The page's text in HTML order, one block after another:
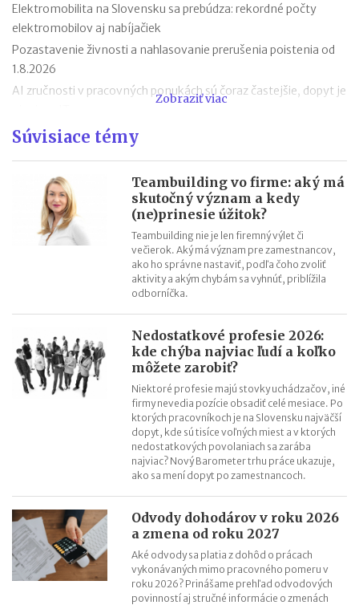
Elektromobilita na Slovensku sa prebúdza: rekordné počty
elektromobilov aj nabíjačiek
Pozastavenie živnosti a nahlasovanie prerušenia poistenia od
1.8.2026
AI zručnosti v pracovných ponukách sú čoraz častejšie, dopyt je
Návrat z dovolenky mimo EÚ: čo si možno priniesť bez platenia
Nové pravidlá EÚ v leteckej doprave: zlepšenie práv pre
cestujúcich
Riziká lacného „značkového“ tovaru: strata peňazí aj ohrozenie
zdravia
Nové pravidlá kontroly PZP od 1.8.2026
Nárok na daňový bonus či platenie poistného: pravidlá a
termíny po skončení školského roka
OČR cez letné prázdniny a zmena tlačiva v roku 2026
Zobraziť viac
Súvisiace témy
Teambuilding vo firme: aký má
skutočný význam a kedy
(ne)prinesie úžitok?
Teambuilding nie je len firemný výlet či
večierok. Aký má význam pre zamestnancov,
ako ho správne nastaviť, podľa čoho zvoliť
aktivity a akým chybám sa vyhnúť, priblížila
odborníčka.
Nedostatkové profesie 2026:
kde chýba najviac ľudí a koľko
môžete zarobiť?
Niektoré profesie majú stovky uchádzačov, iné
firmy nevedia pozície obsadiť celé mesiace. Po
ktorých pracovníkoch je na Slovensku najväčší
dopyt, kde sú tisíce voľných miest a v ktorých
nedostatkových povolaniach sa zarába
najviac? Nový Barometer trhu práce ukazuje,
ako sa mení dopyt po zamestnancoch.
Odvody dohodárov v roku 2026
a zmena od roku 2027
Aké odvody sa platia z dohôd o prácach
vykonávaných mimo pracovného pomeru v
roku 2026? Prinášame prehľad odvodových
povinností aj stručné informácie o zmenách